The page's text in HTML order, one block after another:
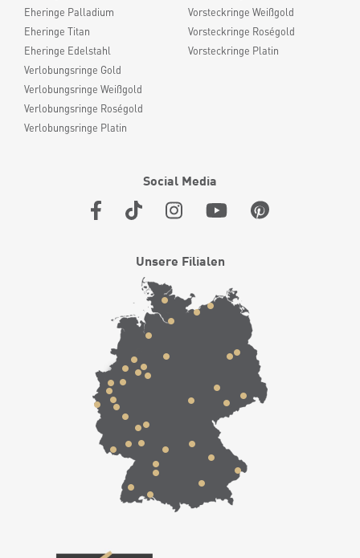
Eheringe Palladium
Eheringe Titan
Eheringe Edelstahl
Verlobungsringe Gold
Verlobungsringe Weißgold
Verlobungsringe Roségold
Verlobungsringe Platin
Vorsteckringe Weißgold
Vorsteckringe Roségold
Vorsteckringe Platin
Social Media
Unsere Filialen